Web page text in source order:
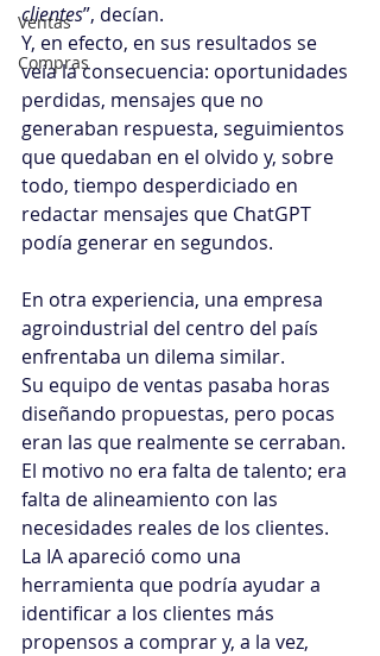
Ventas
Compras
clientes”, decían.
Y, en efecto, en sus resultados se
veía la consecuencia: oportunidades
perdidas, mensajes que no
generaban respuesta, seguimientos
que quedaban en el olvido y, sobre
todo, tiempo desperdiciado en
redactar mensajes que ChatGPT
podía generar en segundos.
En otra experiencia, una empresa
agroindustrial del centro del país
enfrentaba un dilema similar.
Su equipo de ventas pasaba horas
diseñando propuestas, pero pocas
eran las que realmente se cerraban.
El motivo no era falta de talento; era
falta de alineamiento con las
necesidades reales de los clientes.
La IA apareció como una
herramienta que podría ayudar a
identificar a los clientes más
propensos a comprar y, a la vez,